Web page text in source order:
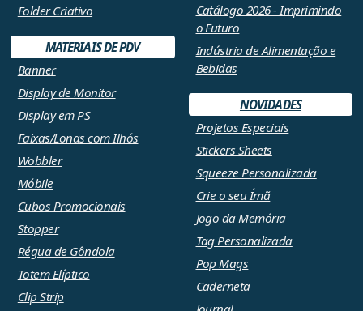
Folder Criativo
MATERIAIS DE PDV
Banner
Display de Monitor
Display em PS
Faixas/Lonas com Ilhós
Wobbler
Móbile
Cubos Promocionais
Stopper
Régua de Gôndola
Totem Elíptico
Clip Strip
Catálogo 2026 - Imprimindo
o Futuro
Indústria de Alimentação e
Bebidas
NOVIDADES
Projetos Especiais
Stickers Sheets
Squeeze Personalizada
Crie o seu Ímã
Jogo da Memória
Tag Personalizada
Pop Mags
Caderneta